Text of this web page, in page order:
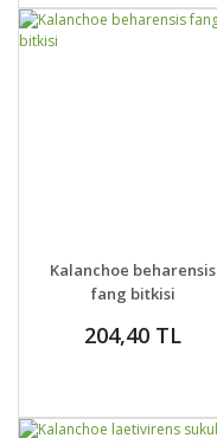
DETAYLAR
VER
Kalanchoe beharensis
fang bitkisi
204,40 TL